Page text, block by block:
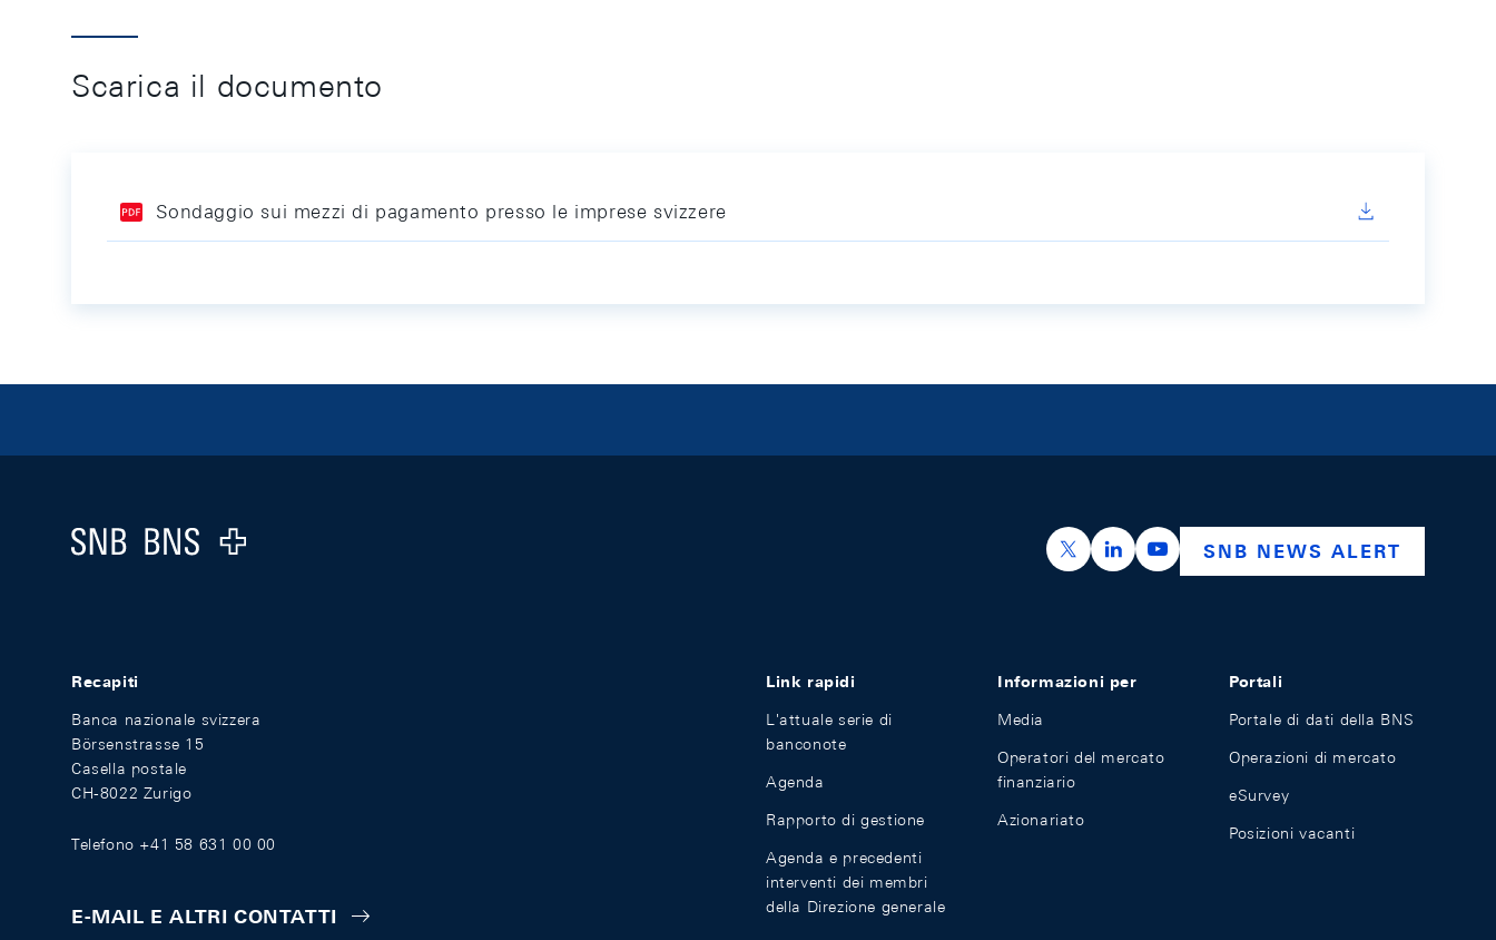
Scarica il documento
Sondaggio sui mezzi di pagamento presso le imprese svizzere
Logo
https://x.com/snb_bns
https://ch.linkedin.com/company/swiss-
https://www.youtube.com/
SNB NEWS ALERT
Recapiti
Banca nazionale svizzera
Börsenstrasse 15
Casella postale
CH-8022 Zurigo
Telefono +41 58 631 00 00
E-MAIL E ALTRI CONTATTI
Link rapidi
L'attuale serie di
banconote
Agenda
Rapporto di gestione
Agenda e precedenti
interventi dei membri
della Direzione generale
Informazioni per
Media
Operatori del mercato
finanziario
Azionariato
Portali
Portale di dati della BNS
Operazioni di mercato
eSurvey
Posizioni vacanti